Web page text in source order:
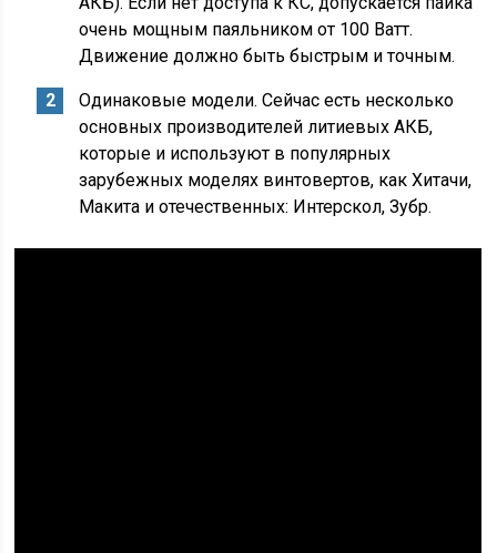
очень мощным паяльником от 100 Ватт.
Движение должно быть быстрым и точным.
Одинаковые модели. Сейчас есть несколько
основных производителей литиевых АКБ,
которые и используют в популярных
зарубежных моделях винтовертов, как Хитачи,
Макита и отечественных: Интерскол, Зубр.